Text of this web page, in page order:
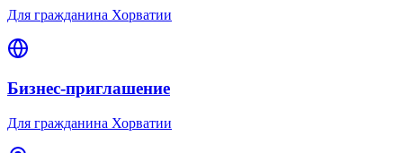
Для гражданина Хорватии
Бизнес-приглашение
Для гражданина Хорватии